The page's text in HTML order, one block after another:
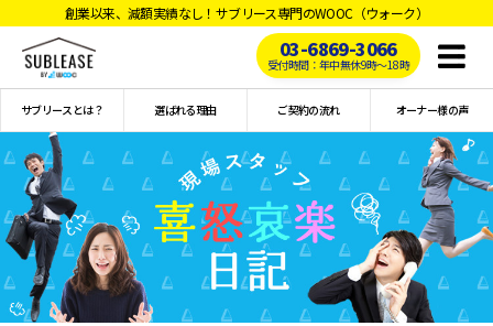
創業以来、減額実績なし！サブリース専門のWOOC（ウォーク）
03-6869-3066
受付時間：年中無休9時〜18時
サブリースとは？ 選ばれる理由 ご契約の流れ オーナー様の声